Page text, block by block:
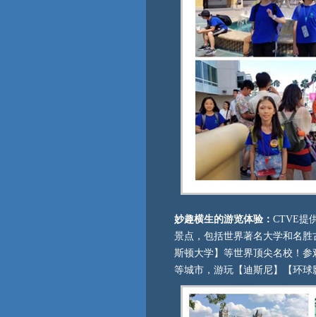
妙趣横生的游览体验： CTVE提
景点，包括世界著名大学和名
斯顿大学】等世界顶尖名校！
等城市，游玩【迪斯尼】【环